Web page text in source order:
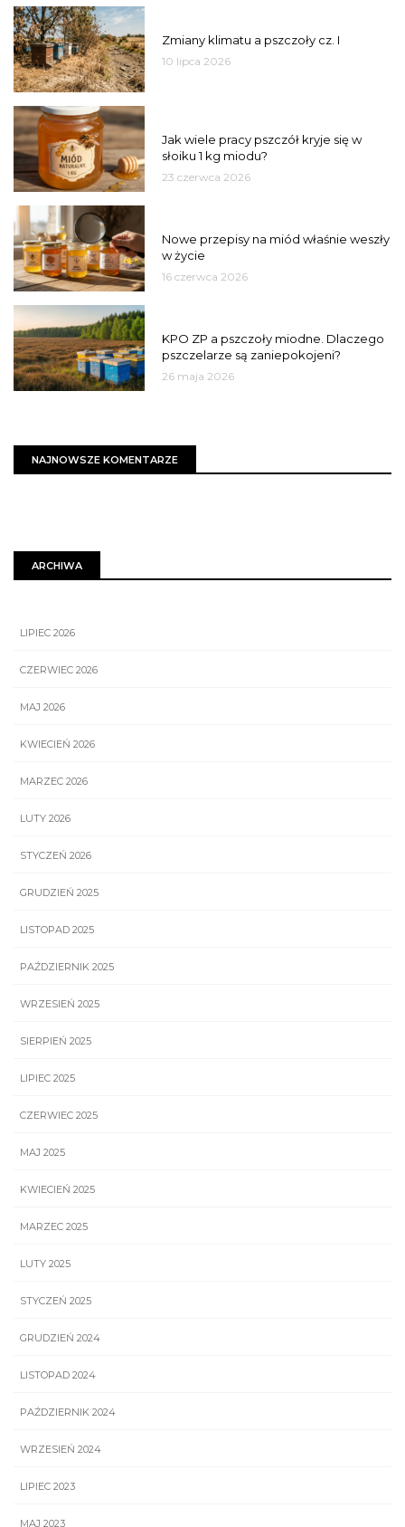
Zmiany klimatu a pszczoły cz. I
10 lipca 2026
Jak wiele pracy pszczół kryje się w
słoiku 1 kg miodu?
23 czerwca 2026
Nowe przepisy na miód właśnie weszły
w życie
16 czerwca 2026
KPO ZP a pszczoły miodne. Dlaczego
pszczelarze są zaniepokojeni?
26 maja 2026
NAJNOWSZE KOMENTARZE
ARCHIWA
LIPIEC 2026
CZERWIEC 2026
MAJ 2026
KWIECIEŃ 2026
MARZEC 2026
LUTY 2026
STYCZEŃ 2026
GRUDZIEŃ 2025
LISTOPAD 2025
PAŹDZIERNIK 2025
WRZESIEŃ 2025
SIERPIEŃ 2025
LIPIEC 2025
CZERWIEC 2025
MAJ 2025
KWIECIEŃ 2025
MARZEC 2025
LUTY 2025
STYCZEŃ 2025
GRUDZIEŃ 2024
LISTOPAD 2024
PAŹDZIERNIK 2024
WRZESIEŃ 2024
LIPIEC 2023
MAJ 2023